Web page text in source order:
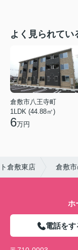
よく見られてい
倉敷市八王寺町
1LDK (44.88㎡)
6万円
倉敷東店 倉敷
ホ
電話をす